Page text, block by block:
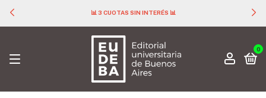
📊 3 CUOTAS SIN INTERÉS 📊
0